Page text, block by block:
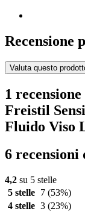
Recensione
Valuta questo
1
Freistil
Fluido Viso
6
4,2 su 5 stelle
5 stelle
7 (53%)
4 stelle 3 (23%)